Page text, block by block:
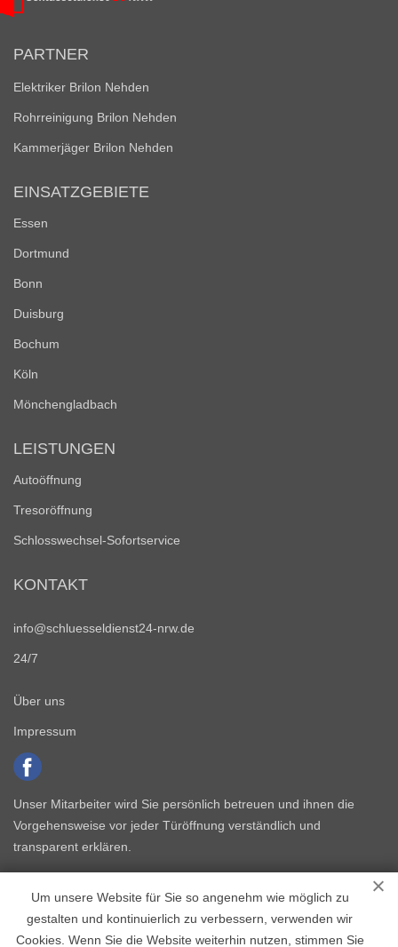
Um unsere Website für Sie so angenehm wie möglich zu
gestalten und kontinuierlich zu verbessern, verwenden wir
Cookies. Wenn Sie die Website weiterhin nutzen, stimmen Sie
PARTNER
Elektriker Brilon Nehden
Rohrreinigung Brilon Nehden
Kammerjäger Brilon Nehden
EINSATZGEBIETE
Essen
Dortmund
Bonn
Duisburg
Bochum
Köln
Mönchengladbach
LEISTUNGEN
Autoöffnung
Tresoröffnung
Schlosswechsel-Sofortservice
KONTAKT
info@schluesseldienst24-nrw.de
24/7
Über uns
Impressum
Unser Mitarbeiter wird Sie persönlich betreuen und ihnen die
Vorgehensweise vor jeder Türöffnung verständlich und
transparent erklären.